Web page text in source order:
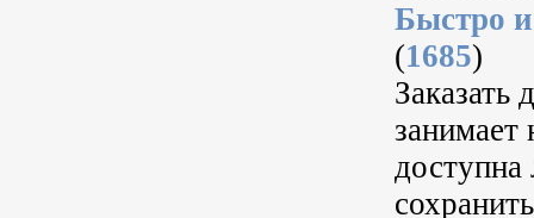
Быстро
(1685)
Заказать
занимает